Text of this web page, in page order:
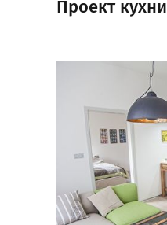
Проект